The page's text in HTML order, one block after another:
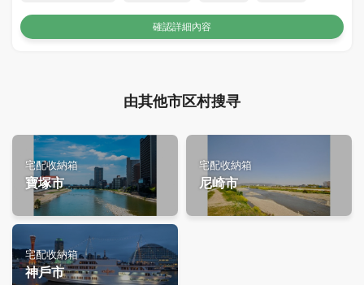
確認詳細內容
由其他市区村搜寻
宅配收納箱
寶塚市
宅配收納箱
尼崎市
宅配收納箱
神戶市